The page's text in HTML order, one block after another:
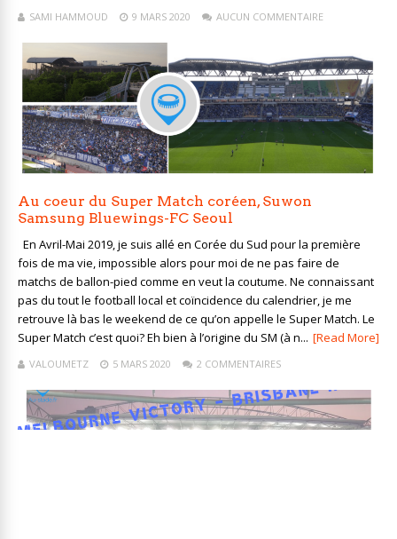
SAMI HAMMOUD 9 MARS 2020 AUCUN COMMENTAIRE
Au coeur du Super Match coréen, Suwon
Samsung Bluewings-FC Seoul
En Avril-Mai 2019, je suis allé en Corée du Sud pour la première
fois de ma vie, impossible alors pour moi de ne pas faire de
matchs de ballon-pied comme en veut la coutume. Ne connaissant
pas du tout le football local et coïncidence du calendrier, je me
retrouve là bas le weekend de ce qu’on appelle le Super Match. Le
Super Match c’est quoi? Eh bien à l’origine du SM (à n... [Read More]
VALOUMETZ 5 MARS 2020 2 COMMENTAIRES